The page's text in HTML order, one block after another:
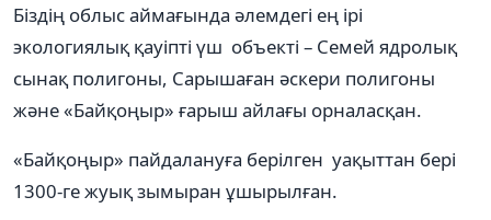
Біздің облыс аймағында әлемдегі ең ірі
экологиялық қауіпті үш объекті – Семей ядролық
сынақ полигоны, Сарышаған әскери полигоны
және «Байқоңыр» ғарыш айлағы орналасқан.
«Байқоңыр» пайдалануға берілген уақыттан бері
1300-ге жуық зымыран ұшырылған.